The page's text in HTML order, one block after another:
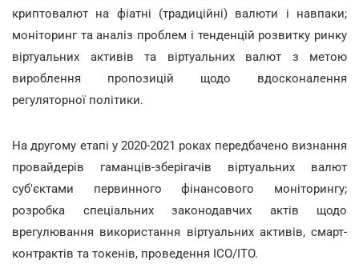
криптовалют на фіатні (традиційні) валюти і навпаки;
моніторинг та аналіз проблем і тенденцій розвитку ринку
віртуальних активів та віртуальних валют з метою
вироблення пропозицій щодо вдосконалення
регуляторної політики.
На другому етапі у 2020-2021 роках передбачено визнання
провайдерів гаманців-зберігачів віртуальних валют
суб'єктами первинного фінансового моніторингу;
розробка спеціальних законодавчих актів щодо
врегулювання використання віртуальних активів, смарт-
контрактів та токенів, проведення ICO/ITO.